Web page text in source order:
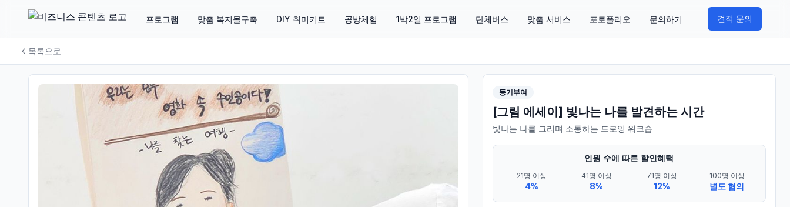
프로그램 맞춤 복지몰구축 DIY 취미키트 공방체험 1박2일 프로그램 단체버스 맞춤 서비스 포토폴리오 문의하기 견적 문의
목록으로
동기부여
[그림 에세이] 빛나는 나를 발견하는 시간
빛나는 나를 그리며 소통하는 드로잉 워크숍
인원 수에 따른 할인혜택
21명 이상
4%
41명 이상
8%
71명 이상
12%
100명 이상
별도 협의